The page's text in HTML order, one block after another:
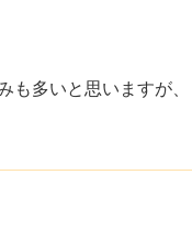
も多いと思いますが、